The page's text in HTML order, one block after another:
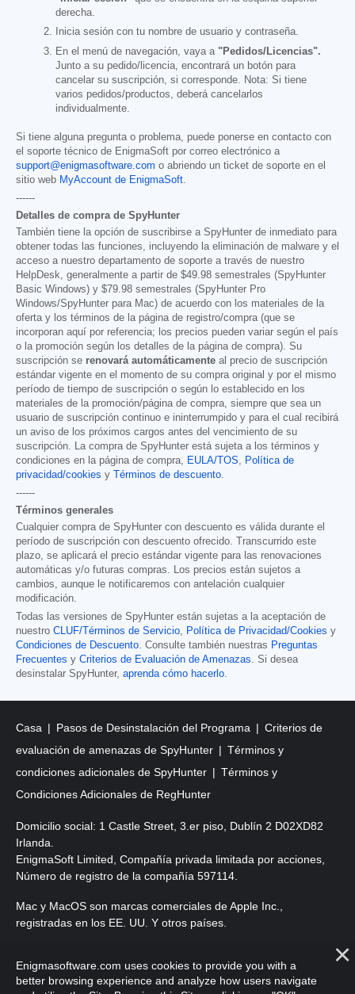
derecha.
Inicia sesión con tu nombre de usuario y contraseña.
En el menú de navegación, vaya a "Pedidos/Licencias".
Junto a su pedido/licencia, encontrará un botón para
cancelar su suscripción, si corresponde. Nota: Si tiene
varios pedidos/productos, deberá cancelarlos
individualmente.
Si tiene alguna pregunta o problema, puede ponerse en contacto con
el soporte técnico de EnigmaSoft por correo electrónico a
support@enigmasoftware.com o abriendo un ticket de soporte en el
sitio web MyAccount de EnigmaSoft
------
Detalles de compra de SpyHunter
También tiene la opción de suscribirse a SpyHunter de inmediato para
obtener todas las funciones, incluyendo la eliminación de malware y el
acceso a nuestro departamento de soporte a través de nuestro
HelpDesk, generalmente a partir de $49.98 semestrales (SpyHunter
Basic Windows) y $79.98 semestrales (SpyHunter Pro
Windows/SpyHunter para Mac) de acuerdo con los materiales de la
oferta y los términos de la página de registro/compra (que se
incorporan aquí por referencia; los precios pueden variar según el país
o la promoción según los detalles de la página de compra). Su
suscripción se renovará automáticamente al precio de suscripción
estándar vigente en el momento de su compra original y por el mismo
período de tiempo de suscripción o según lo establecido en los
materiales de la promoción/página de compra, siempre que sea un
usuario de suscripción continuo e ininterrumpido y para el cual recibirá
un aviso de los próximos cargos antes del vencimiento de su
suscripción. La compra de SpyHunter está sujeta a los términos y
condiciones en la página de compra,
EULA/TOS
Política de
privacidad/cookies y Términos de descuento
------
Términos generales
Cualquier compra de SpyHunter con descuento es válida durante el
período de suscripción con descuento ofrecido. Transcurrido este
plazo, se aplicará el precio estándar vigente para las renovaciones
automáticas y/o futuras compras. Los precios están sujetos a
cambios, aunque le notificaremos con antelación cualquier
modificación.
Todas las versiones de SpyHunter están sujetas a la aceptación de
nuestro CLUF/Términos de Servicio Política de Privacidad/Cookies y
Condiciones de Descuento . Consulte también nuestras Preguntas
Frecuentes y Criterios de Evaluación de Amenazas . Si desea
desinstalar SpyHunter, aprenda cómo hacerlo
Casa Pasos de Desinstalación del Programa
Criterios de
evaluación de amenazas de SpyHunter
Términos y
condiciones adicionales de SpyHunter
Términos y
Condiciones Adicionales de RegHunter
Domicilio social: 1 Castle Street, 3.er piso, Dublín 2 D02XD82
Irlanda.
EnigmaSoft Limited, Compañía privada limitada por acciones,
Número de registro de la compañía 597114.
Mac y MacOS son marcas comerciales de Apple Inc.,
registradas en los EE. UU. Y otros países.
reservados.
Enigmasoftware.com uses cookies to provide you with a
better browsing experience and analyze how users navigate